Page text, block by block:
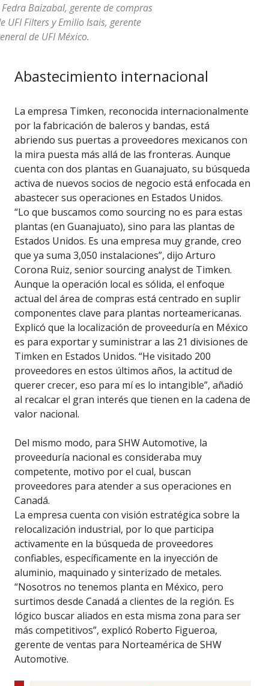
Fedra Baizabal, gerente de compras
UFI Filters y Emilio Isais, gerente
de UFI México.
Abastecimiento internacional
La empresa Timken, reconocida internacionalmente
por la fabricación de baleros y bandas, está
abriendo sus puertas a proveedores mexicanos con
la mira puesta más allá de las fronteras. Aunque
cuenta con dos plantas en Guanajuato, su búsqueda
activa de nuevos socios de negocio está enfocada en
abastecer sus operaciones en Estados Unidos.
“Lo que buscamos como sourcing no es para estas
plantas (en Guanajuato), sino para las plantas de
Estados Unidos. Es una empresa muy grande, creo
que ya suma 3,050 instalaciones”, dijo Arturo
Corona Ruiz, senior sourcing analyst de Timken.
Aunque la operación local es sólida, el enfoque
actual del área de compras está centrado en suplir
componentes clave para plantas norteamericanas.
Explicó que la localización de proveeduría en México
es para exportar y suministrar a las 21 divisiones de
Timken en Estados Unidos. “He visitado 200
proveedores en estos últimos años, la actitud de
querer crecer, eso para mí es lo intangible”, añadió
al recalcar el gran interés que tienen en la cadena de
valor nacional.
Del mismo modo, para SHW Automotive, la
proveeduría nacional es consideraba muy
competente, motivo por el cual, buscan
proveedores para atender a sus operaciones en
Canadá.
La empresa cuenta con visión estratégica sobre la
relocalización industrial, por lo que participa
activamente en la búsqueda de proveedores
confiables, específicamente en la inyección de
aluminio, maquinado y sinterizado de metales.
“Nosotros no tenemos planta en México, pero
surtimos desde Canadá a clientes de la región. Es
lógico buscar aliados en esta misma zona para ser
más competitivos”, explicó Roberto Figueroa,
gerente de ventas para Norteamérica de SHW
Automotive.